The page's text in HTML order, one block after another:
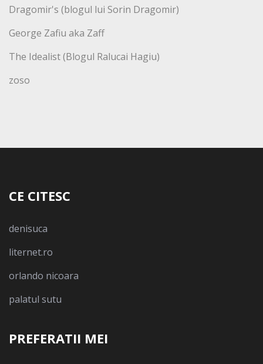
Dragomir's (blogul lui Sorin Dragomir)
George Zafiu aka Zaff
The Idealist (Blogul Ralucai Hagiu)
zoso
CE CITESC
denisuca
liternet.ro
orlando nicoara
palatul sutu
PREFERATII MEI